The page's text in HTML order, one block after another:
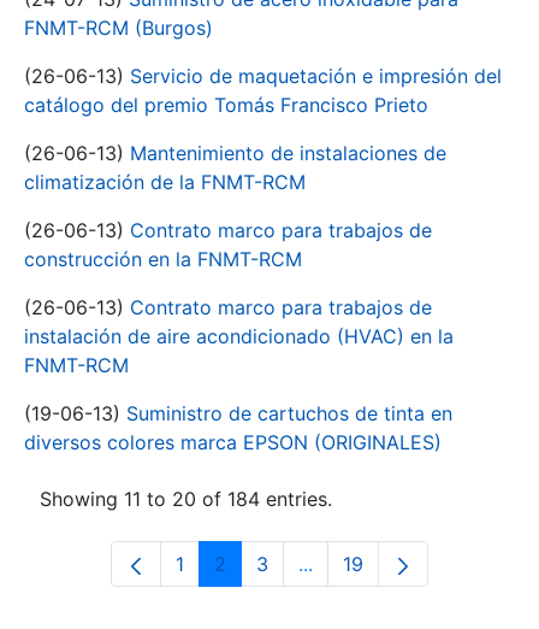
FNMT-RCM (Burgos)
(26-06-13) Servicio de maquetación e impresión del
catálogo del premio Tomás Francisco Prieto
(26-06-13) Mantenimiento de instalaciones de
climatización de la FNMT-RCM
(26-06-13) Contrato marco para trabajos de
construcción en la FNMT-RCM
(26-06-13) Contrato marco para trabajos de
instalación de aire acondicionado (HVAC) en la
FNMT-RCM
(19-06-13) Suministro de cartuchos de tinta en
diversos colores marca EPSON (ORIGINALES)
Showing 11 to 20 of 184 entries.
Page
1 Page
2 Page
3 ...Intermediate Pages Use
Page
19